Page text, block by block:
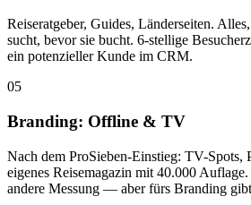
Reiseratgeber, Guides, Länderseiten.
sucht, bevor sie bucht. 6-stellige
ein potenzieller Kunde im CRM.
05
Branding: Offline & TV
Nach dem ProSieben-Einstieg: TV-Spots,
eigenes Reisemagazin mit 40.000
andere Messung — aber fürs Branding